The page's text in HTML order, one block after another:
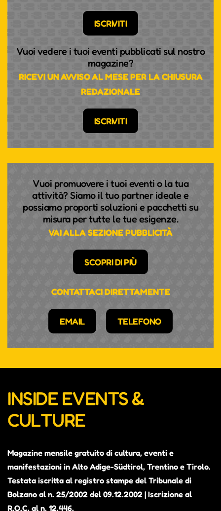
ISCRIVITI
Vuoi vedere i tuoi eventi pubblicati sul nostro
magazine?
RICEVI UN AVVISO AL MESE PER LA CHIUSURA
REDAZIONALE
ISCRIVITI
Vuoi promuovere i tuoi eventi o la tua
attività? Siamo il tuo partner ideale e
possiamo proporti soluzioni e pacchetti su
misura per tutte le tue esigenze.
VAI ALLA SEZIONE PUBBLICITÀ
SCOPRI DI PIÙ
CONTATTACI DIRETTAMENTE
EMAIL TELEFONO
INSIDE EVENTS &
CULTURE
Magazine mensile gratuito di cultura, eventi e
manifestazioni in Alto Adige-Südtirol, Trentino e Tirolo.
Testata iscritta al registro stampe del Tribunale di
Bolzano al n. 25/2002 del 09.12.2002 | Iscrizione al
R.O.C. al n. 12.446.